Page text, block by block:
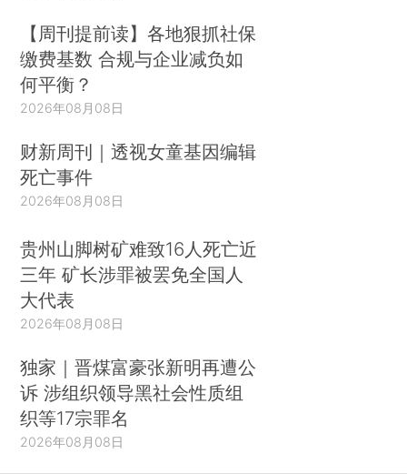
【周刊提前读】各地狠抓社保
缴费基数 合规与企业减负如
何平衡？
2026年08月08日
财新周刊｜透视女童基因编辑
死亡事件
2026年08月08日
贵州山脚树矿难致16人死亡近
三年 矿长涉罪被罢免全国人
大代表
2026年08月08日
独家｜晋煤富豪张新明再遭公
诉 涉组织领导黑社会性质组
织等17宗罪名
2026年08月08日